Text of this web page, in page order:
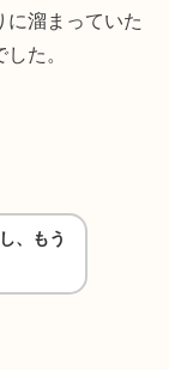
に溜まっていた
た。
、もう